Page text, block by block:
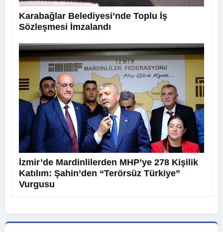
Karabağlar Belediyesi’nde Toplu İş
Sözleşmesi İmzalandı
İzmir’de Mardinlilerden MHP’ye 278 Kişilik
Katılım: Şahin’den “Terörsüz Türkiye”
Vurgusu